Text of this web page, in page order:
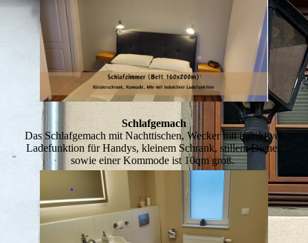
Schlafgemach
Das Schlafgemach mit Nachttischen, Wecker mit induktiver
Ladefunktion für Handys, kleinem Schrank, stillem Diener,
sowie einer Kommode ist 10qm groß.